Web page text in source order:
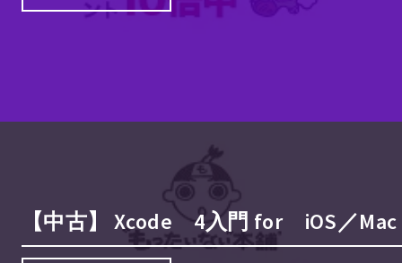
【中古】 Xcode 4入門 for iOS／